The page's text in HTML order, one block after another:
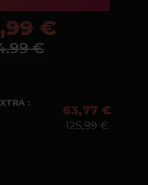
€
€
:
63,77 €
125,99 €